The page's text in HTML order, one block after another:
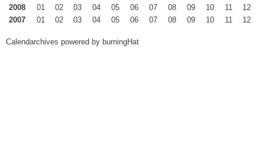
2008 01 02 03 04 05 06 07 08 09 10 11
12
2007
01 02 03 04 05 06 07 08 09 10 11 12
Calendarchives powered by burningHat